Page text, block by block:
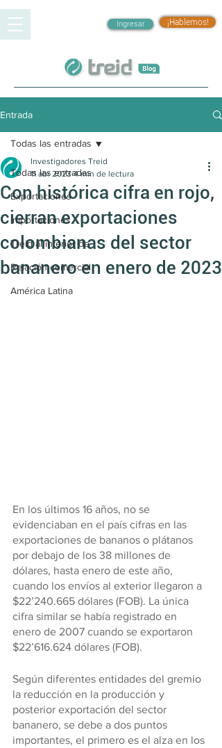
¡Hablemos!
Ingresar
Entrada
Todas las entradas
Exportaciones
Importaciones
Treid al interior de
Relación comercial
América Latina
Todas las entradas
Con histórica cifra en rojo,
cierran exportaciones
colombianas del sector
bananero en enero de 2023
Investigadores Treid
11 abr 2023 4 min de lectura
En los últimos 16 años, no se
evidenciaban en el país cifras en las
exportaciones de bananos o plátanos
por debajo de los 38 millones de
dólares, hasta enero de este año,
cuando los envíos al exterior llegaron a
$22’240.665 dólares (FOB). La única
cifra similar se había registrado en
enero de 2007 cuando se exportaron
$22’616.624 dólares (FOB).
Según diferentes entidades del gremio
la reducción en la producción y
posterior exportación del sector
bananero, se debe a dos puntos
importantes, el primero es el alza en los